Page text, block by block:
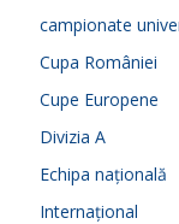
campionate
Cupa României
Cupe Europene
Divizia A
Echipa națională
Internațional